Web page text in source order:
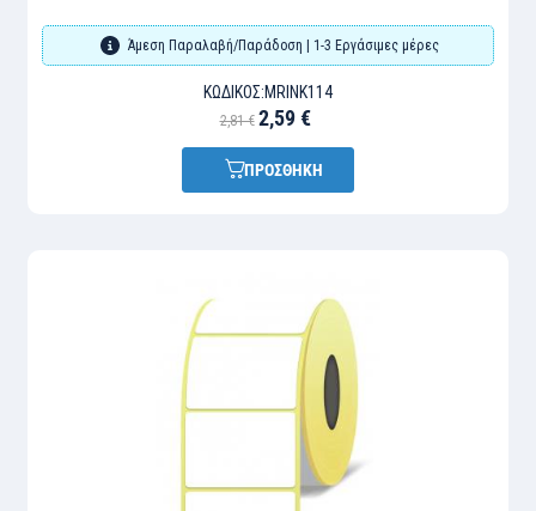
Άμεση Παραλαβή/Παράδοση | 1-3 Εργάσιμες μέρες
ΚΩΔΙΚΌΣ:MRINK114
2,81 € 2,59 €
ΠΡΟΣΘΗΚΗ